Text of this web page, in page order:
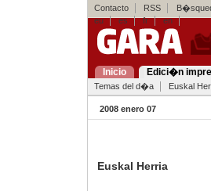
Contacto RSS
eu
es fr en
Inicio Edici�n
Temas del d�a Euskal
2008 enero 07
Euskal Herria